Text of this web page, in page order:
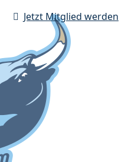
Jetzt Mitglied werden